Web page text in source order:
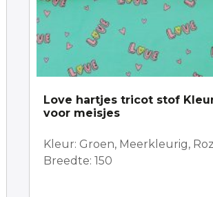
Love hartjes tricot stof
voor meisjes
Kleur: Groen, Meerkleurig,
Breedte: 150